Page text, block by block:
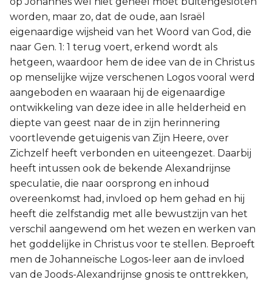
worden, maar zo, dat de oude, aan Israël
eigenaardige wijsheid van het Woord van God, die
naar Gen. 1: 1 terug voert, erkend wordt als
hetgeen, waardoor hem de idee van de in Christus
op menselijke wijze verschenen Logos vooral werd
aangeboden en waaraan hij de eigenaardige
ontwikkeling van deze idee in alle helderheid en
diepte van geest naar de in zijn herinnering
voortlevende getuigenis van Zijn Heere, over
Zichzelf heeft verbonden en uiteengezet. Daarbij
heeft intussen ook de bekende Alexandrijnse
speculatie, die naar oorsprong en inhoud
overeenkomst had, invloed op hem gehad en hij
heeft die zelfstandig met alle bewustzijn van het
verschil aangewend om het wezen en werken van
het goddelijke in Christus voor te stellen. Beproeft
men de Johanneïsche Logos-leer aan de invloed
van de Joods-Alexandrijnse gnosis te onttrekken,